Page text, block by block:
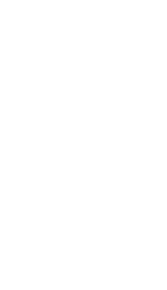
le point sur ce